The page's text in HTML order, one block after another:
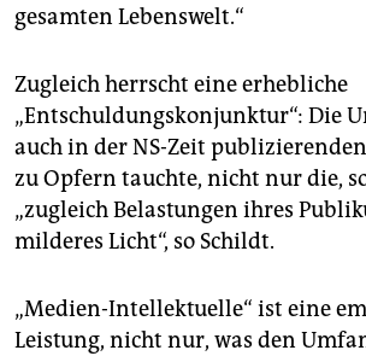
gesamten Lebenswelt.“
Zugleich herrscht eine erhebliche
„Entschuldungskonjunktur“: Die
auch in der NS-Zeit
zu Opfern tauchte, nicht nur die,
„zugleich Belastungen ihres
milderes Licht“, so Schildt.
„Medien-Intellektuelle“ ist eine
Leistung, nicht nur, was den